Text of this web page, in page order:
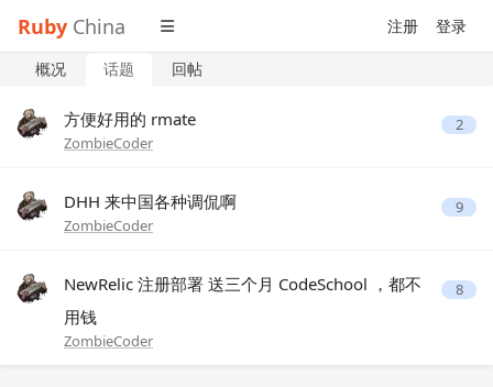
Ruby China 注册 登录
概况 话题 回帖
方便好用的 rmate
ZombieCoder
2
DHH 来中国各种调侃啊
ZombieCoder
9
NewRelic 注册部署 送三个月 CodeSchool ，都不
用钱
ZombieCoder
8